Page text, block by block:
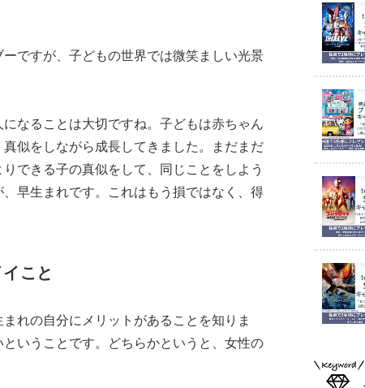
ですが、子どもの世界では微笑ましい光景
なることは大切ですね。子どもは赤ちゃん
似をしながら成長してきました。まだまだ
できる子の真似をして、同じことをしよう
早生まれです。これはもう損ではなく、得
こと
れの自分にメリットがあることを知りま
いうことです。どちらかというと、女性の